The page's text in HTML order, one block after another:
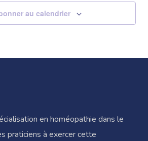
au calendrier
en homéopathie dans le
praticiens à exercer cette